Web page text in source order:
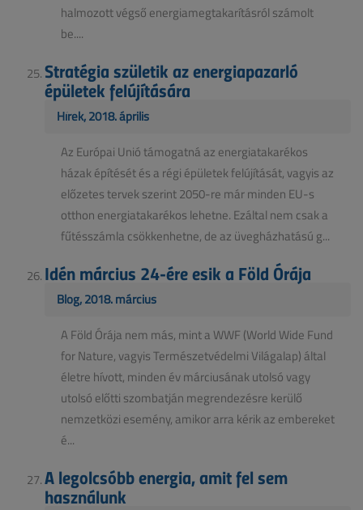
halmozott végső energiamegtakarításról számolt
be....
Stratégia születik az energiapazarló
épületek felújítására
Hírek, 2018. április
Az Európai Unió támogatná az energiatakarékos
házak építését és a régi épületek felújítását, vagyis az
előzetes tervek szerint 2050-re már minden EU-s
otthon energiatakarékos lehetne. Ezáltal nem csak a
fűtésszámla csökkenhetne, de az üvegházhatású g...
Idén március 24-ére esik a Föld Órája
Blog, 2018. március
A Föld Órája nem más, mint a WWF (World Wide Fund
for Nature, vagyis Természetvédelmi Világalap) által
életre hívott, minden év márciusának utolsó vagy
utolsó előtti szombatján megrendezésre kerülő
nemzetközi esemény, amikor arra kérik az embereket
é...
A legolcsóbb energia, amit fel sem
használunk